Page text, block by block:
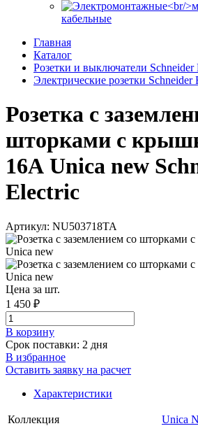
кабельные
Главная
Каталог
Розетки и выключатели Schneider
Электрические розетки Schneider
Розетка с
шторками с
16А Unica new
Electric
Артикул: NU503718TA
Цена за шт.
1 450 ₽
В корзинy
Срок поставки: 2 дня
В избранное
Оставить заявку на расчет
Характеристики
Коллекция
Unica